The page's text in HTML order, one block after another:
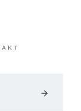
arrow_forward